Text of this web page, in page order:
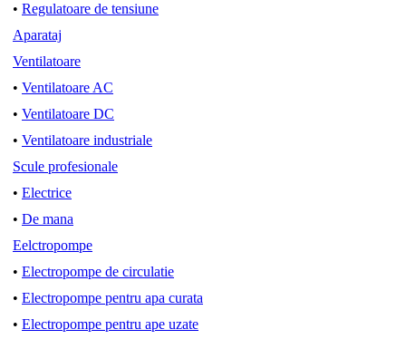
• Regulatoare de tensiune
Aparataj
Ventilatoare
• Ventilatoare AC
• Ventilatoare DC
• Ventilatoare industriale
Scule profesionale
• Electrice
• De mana
Eelctropompe
• Electropompe de circulatie
• Electropompe pentru apa curata
• Electropompe pentru ape uzate